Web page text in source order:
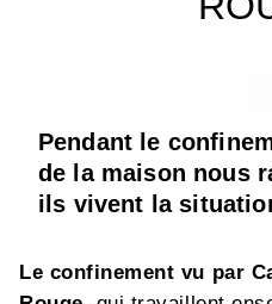
Pendant le
de la maison nous
ils vivent la
Le confinement vu par